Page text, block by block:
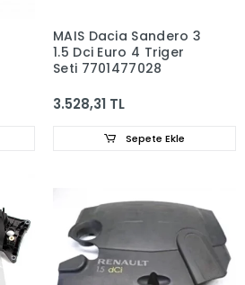
MAIS Dacia Sandero 3
1.5 Dci Euro 4 Triger
Seti 7701477028
3.528,31 TL
Sepete Ekle